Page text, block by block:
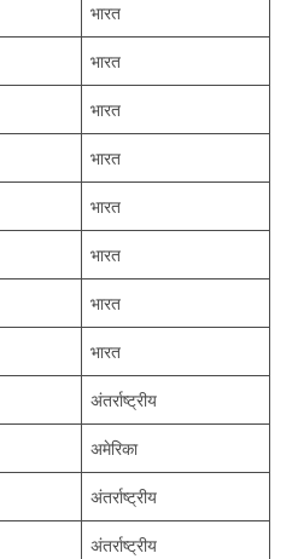
भारत
भारत
भारत
भारत
भारत
भारत
भारत
भारत
अंतर्राष्ट्रीय
अमेरिका
अंतर्राष्ट्रीय
अंतर्राष्ट्रीय